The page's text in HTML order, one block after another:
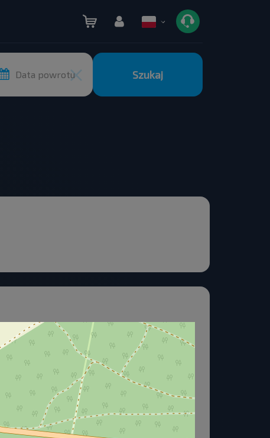
Data powrotu Szukaj